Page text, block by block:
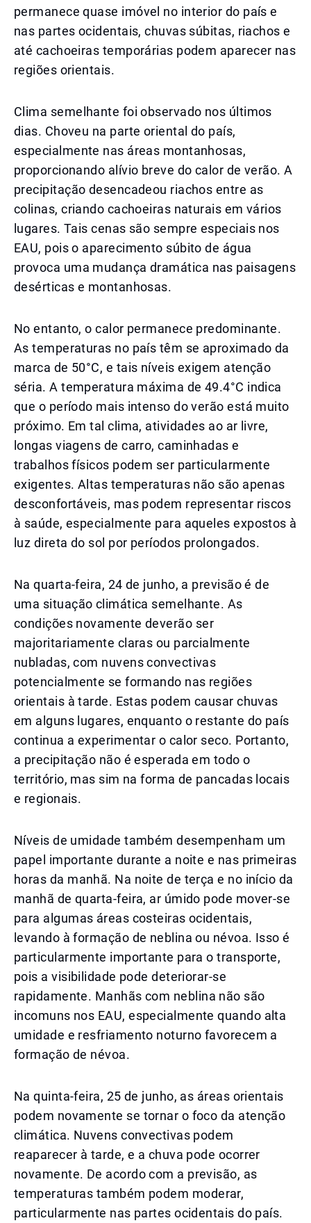
permanece quase imóvel no interior do país e
nas partes ocidentais, chuvas súbitas, riachos e
até cachoeiras temporárias podem aparecer nas
regiões orientais.
Clima semelhante foi observado nos últimos
dias. Choveu na parte oriental do país,
especialmente nas áreas montanhosas,
proporcionando alívio breve do calor de verão. A
precipitação desencadeou riachos entre as
colinas, criando cachoeiras naturais em vários
lugares. Tais cenas são sempre especiais nos
EAU, pois o aparecimento súbito de água
provoca uma mudança dramática nas paisagens
desérticas e montanhosas.
No entanto, o calor permanece predominante.
As temperaturas no país têm se aproximado da
marca de 50°C, e tais níveis exigem atenção
séria. A temperatura máxima de 49.4°C indica
que o período mais intenso do verão está muito
próximo. Em tal clima, atividades ao ar livre,
longas viagens de carro, caminhadas e
trabalhos físicos podem ser particularmente
exigentes. Altas temperaturas não são apenas
desconfortáveis, mas podem representar riscos
à saúde, especialmente para aqueles expostos à
luz direta do sol por períodos prolongados.
Na quarta-feira, 24 de junho, a previsão é de
uma situação climática semelhante. As
condições novamente deverão ser
majoritariamente claras ou parcialmente
nubladas, com nuvens convectivas
potencialmente se formando nas regiões
orientais à tarde. Estas podem causar chuvas
em alguns lugares, enquanto o restante do país
continua a experimentar o calor seco. Portanto,
a precipitação não é esperada em todo o
território, mas sim na forma de pancadas locais
e regionais.
Níveis de umidade também desempenham um
papel importante durante a noite e nas primeiras
horas da manhã. Na noite de terça e no início da
manhã de quarta-feira, ar úmido pode mover-se
para algumas áreas costeiras ocidentais,
levando à formação de neblina ou névoa. Isso é
particularmente importante para o transporte,
pois a visibilidade pode deteriorar-se
rapidamente. Manhãs com neblina não são
incomuns nos EAU, especialmente quando alta
umidade e resfriamento noturno favorecem a
formação de névoa.
Na quinta-feira, 25 de junho, as áreas orientais
podem novamente se tornar o foco da atenção
climática. Nuvens convectivas podem
reaparecer à tarde, e a chuva pode ocorrer
novamente. De acordo com a previsão, as
temperaturas também podem moderar,
particularmente nas partes ocidentais do país.